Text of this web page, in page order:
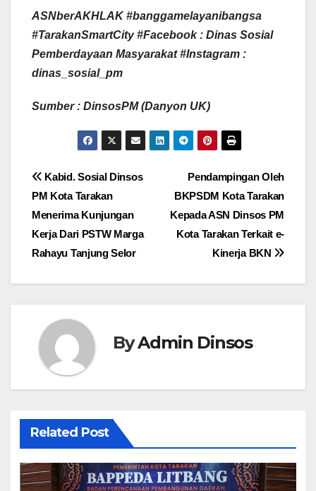
ASNberAKHLAK #banggamelayanibangsa
#TarakanSmartCity #Facebook : Dinas Sosial
Pemberdayaan Masyarakat #Instagram :
dinas_sosial_pm
Sumber : DinsosPM (Danyon UK)
Navigasi
pos
Pendampingan Oleh
BKPSDM Kota Tarakan
Kepada ASN Dinsos PM
Kota Tarakan Terkait e-
Kinerja BKN
Kabid. Sosial Dinsos
PM Kota Tarakan
Menerima Kunjungan
Kerja Dari PSTW Marga
Rahayu Tanjung Selor
ByAdmin Dinsos
Related Post